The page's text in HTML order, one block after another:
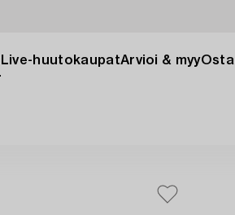
Live-huutokaupatArvioi & myyOsta